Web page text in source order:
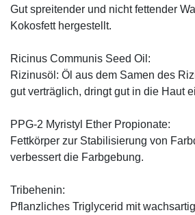
Gut spreitender und nicht fettender
Kokosfett hergestellt.
Ricinus Communis Seed Oil:
Rizinusöl: Öl aus dem Samen des
gut verträglich, dringt gut in die Haut
PPG-2 Myristyl Ether Propionate:
Fettkörper zur Stabilisierung von
verbessert die Farbgebung.
Tribehenin:
Pflanzliches Triglycerid mit